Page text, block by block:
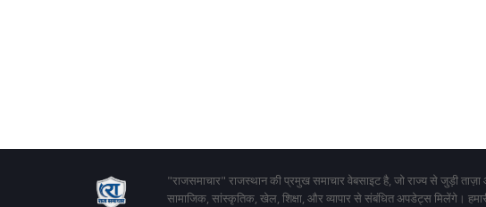
"राजसमाचार" राजस्थान की प्रमुख समाचार वेबसाइट है, जो राज्य से जुड़ी
सामाजिक, सांस्कृतिक, खेल, शिक्षा, और व्यापार से संबंधित अपडेट्स मिलेंगे।